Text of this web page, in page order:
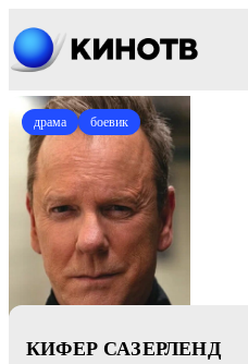
драма боевик
КИФЕР САЗЕРЛЕНД